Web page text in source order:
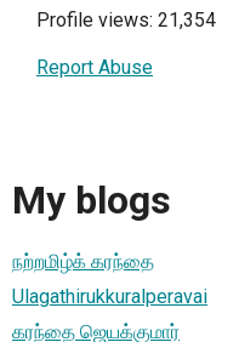
Profile views: 21,354
Report Abuse
My blogs
நற்றமிழ்க் கரந்தை
Ulagathirukkuralperavai
கரந்தை ஜெயக்குமார்